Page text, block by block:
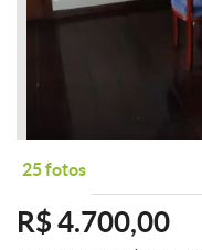
25 fotos
R$ 4.700,00